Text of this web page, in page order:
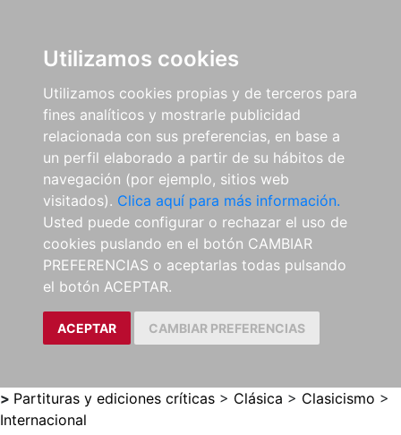
Utilizamos cookies
Utilizamos cookies propias y de terceros para
fines analíticos y mostrarle publicidad
relacionada con sus preferencias, en base a
un perfil elaborado a partir de su hábitos de
navegación (por ejemplo, sitios web
visitados). Clica aquí para más información.
Usted puede configurar o rechazar el uso de
cookies puslando en el botón CAMBIAR
PREFERENCIAS o aceptarlas todas pulsando
el botón ACEPTAR.
ACEPTAR CAMBIAR PREFERENCIAS
> Partituras y ediciones críticas > Clásica > Clasicismo >
Internacional